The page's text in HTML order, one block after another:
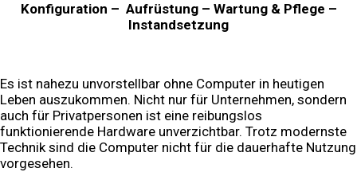
Konfiguration – Aufrüstung – Wartung & Pflege –
Instandsetzung
Es ist nahezu unvorstellbar ohne Computer in heutigen
Leben auszukommen. Nicht nur für Unternehmen, sondern
auch für Privatpersonen ist eine reibungslos
funktionierende Hardware unverzichtbar. Trotz modernste
Technik sind die Computer nicht für die dauerhafte Nutzung
vorgesehen.